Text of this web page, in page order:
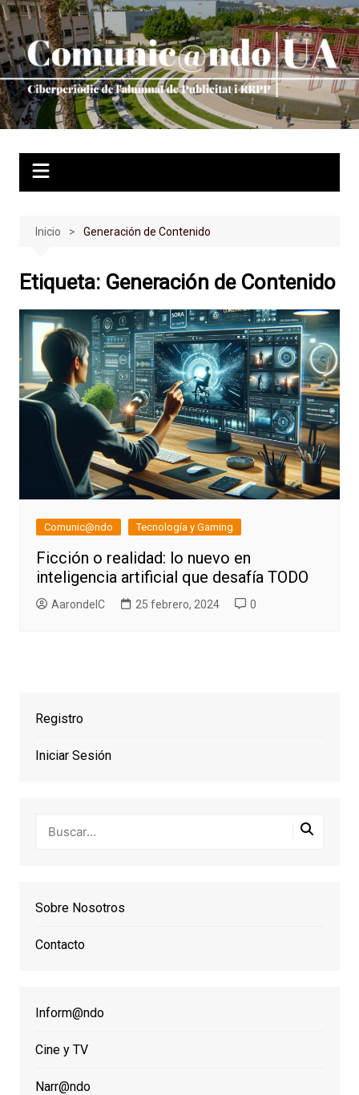
Saltar
al
contenido
Inicio Generación de Contenido
Etiqueta: Generación de Contenido
Comunic@ndo Tecnología y Gaming
Ficción o realidad: lo nuevo en
inteligencia artificial que desafía TODO
AarondelC 25 febrero, 2024 0
Registro
Iniciar Sesión
Sobre Nosotros
Contacto
Inform@ndo
Cine y TV
Narr@ndo